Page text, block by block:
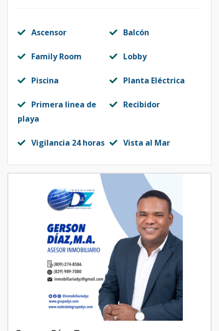
Ascensor Balcón
Family Room Lobby
Piscina Planta Eléctrica
Primera linea de
playa
Recibidor
Vigilancia 24 horas Vista al Mar